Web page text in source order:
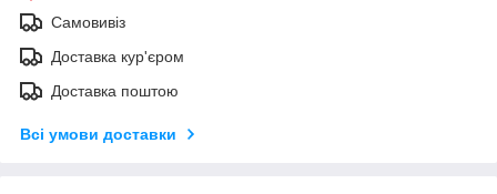
Самовивіз
Доставка кур'єром
Доставка поштою
Всі умови доставки